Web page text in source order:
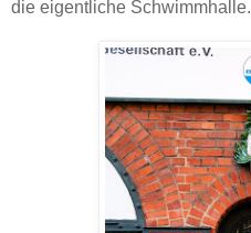
die eigentliche Schwimmhalle.